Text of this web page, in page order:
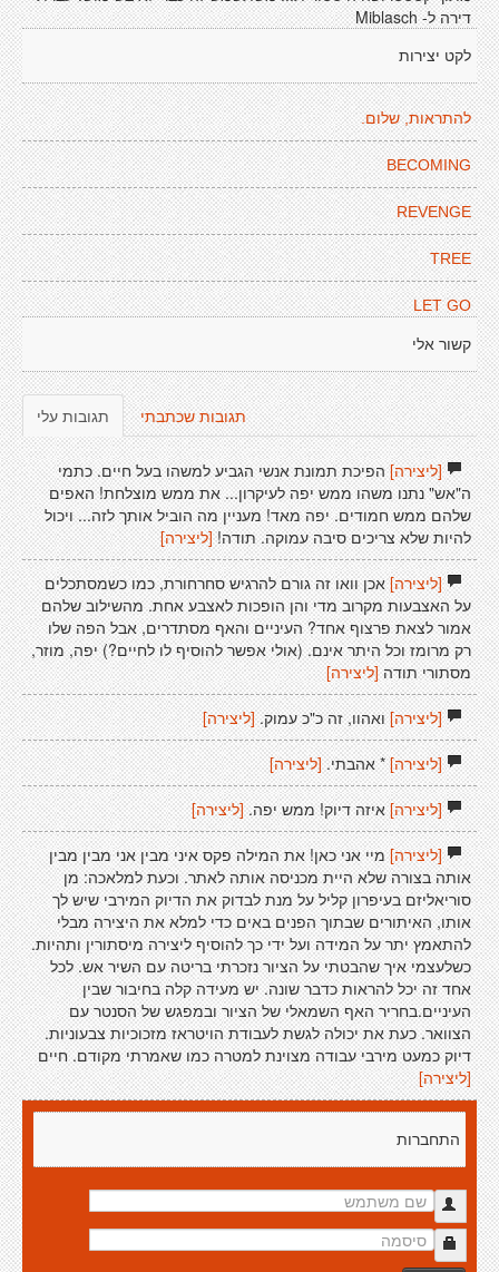
דירה ל- Miblasch
לקט יצירות
להתראות, שלום.
BECOMING
REVENGE
TREE
LET GO
קשור אלי
תגובות עלי תגובות שכתבתי
[ליצירה]הפיכת תמונת אנשי הגביע למשהו בעל חיים. כתמי
ה"אש" נתנו משהו ממש יפה לעיקרון... את ממש מוצלחת! האפים
שלהם ממש חמודים. יפה מאד! מעניין מה הוביל אותך לזה... ויכול
להיות שלא צריכים סיבה עמוקה. תודה! [ליצירה]
[ליצירה]אכן וואו זה גורם להרגיש סחרחורת, כמו כשמסתכלים
על האצבעות מקרוב מדי והן הופכות לאצבע אחת. מהשילוב שלהם
אמור לצאת פרצוף אחד? העיניים והאף מסתדרים, אבל הפה שלו
רק מרומז וכל היתר אינם. (אולי אפשר להוסיף לו לחיים?) יפה, מוזר,
מסתורי תודה [ליצירה]
[ליצירה]ואהוו, זה כ"כ עמוק. [ליצירה]
[ליצירה]* אהבתי. [ליצירה]
[ליצירה]איזה דיוק! ממש יפה. [ליצירה]
[ליצירה]מיי אני כאן! את המילה פקס איני מבין אני מבין מבין
אותה בצורה שלא היית מכניסה אותה לאתר. וכעת למלאכה: מן
סוריאליזם בעיפרון קליל על מנת לבדוק את הדיוק המירבי שיש לך
אותו, האיתורים שבתוך הפנים באים כדי למלא את היצירה מבלי
להתאמץ יתר על המידה ועל ידי כך להוסיף ליצירה מיסתורין ותהיות.
כשלעצמי איך שהבטתי על הציור נזכרתי בריטה עם השיר אש. לכל
אחד זה יכל להראות כדבר שונה. יש מעידה קלה בחיבור שבין
העיניים.בחריר האף השמאלי של הציור ובמפגש של הסנטר עם
הצוואר. כעת את יכולה לגשת לעבודת הויטראז מזכוכיות צבעוניות.
דיוק כמעט מירבי עבודה מצוינת למטרה כמו שאמרתי מקודם. חיים
[ליצירה]
התחברות